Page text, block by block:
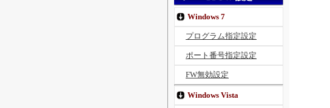
Windows 7
プログラム指定設定
ポート番号指定設定
FW無効設定
Windows Vista